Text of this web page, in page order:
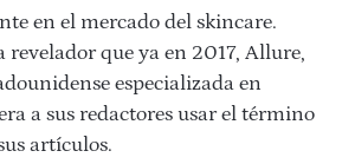
en el mercado del skincare.
revelador que ya en 2017, Allure,
especializada en
a sus redactores usar el término
artículos.